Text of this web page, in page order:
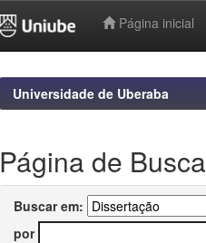
Página inicial
Universidade de Uberaba
Página de Busca
Buscar em:
por